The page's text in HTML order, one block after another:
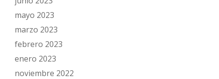
mayo 2023
marzo 2023
febrero 2023
enero 2023
noviembre 2022